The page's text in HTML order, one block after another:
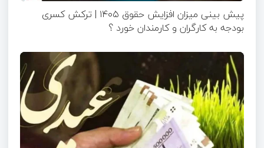
پیش بینی میزان افزایش حقوق ۱۴۰۵ | ترکش کسری
بودجه به کارگران و کارمندان خورد ؟